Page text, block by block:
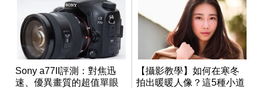
Sony a77II評測：對焦迅
速、優異畫質的超值單眼
【攝影教學】如何在寒冬
拍出暖暖人像？這5種小道